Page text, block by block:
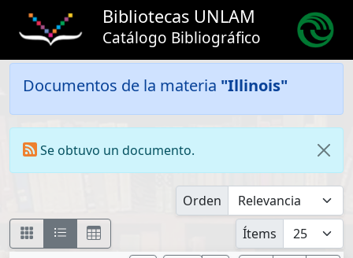
Bibliotecas UNLAM
Catálogo Bibliográfico
Documentos de la materia "Illinois"
Se obtuvo un documento.
Orden
Ítems